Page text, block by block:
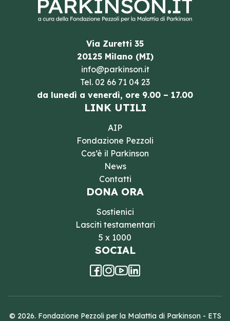
Via Zuretti 35
20125 Milano (MI)
info@parkinson.it
Tel. 02 66 71 04 23
da lunedì a venerdì, ore 9.00 – 17.00
LINK UTILI
AIP
Fondazione Pezzoli
Cos’è il Parkinson
News
Contatti
DONA ORA
Sostienici
Lasciti testamentari
5 x 1000
SOCIAL
© 2026. Fondazione Pezzoli per la Malattia di Parkinson - ETS